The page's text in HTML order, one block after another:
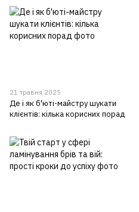
21 травня 2025
Де і як б'юті-майстру шукати
клієнтів: кілька корисних порад